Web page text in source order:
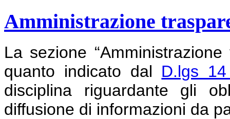
Amministrazione
La sezione
quanto indicato dal D.lgs
disciplina riguardante gli
diffusione di informazioni da